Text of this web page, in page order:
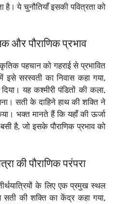
है। ये चुनौतियाँ इसकी पवित्रता को
और पौराणिक प्रभाव
पहचान को गहराई से प्रभावित
इसे सरस्वती का निवास कहा गया,
यह कश्मीरी पंडितों की कला,
सती के दाहिने हाथ की शक्ति ने
भक्त मानते हैं कि यहाँ की ऊर्जा
है, जो इसके पौराणिक प्रभाव को
की पौराणिक परंपरा
के लिए एक प्रमुख स्थल
की शक्ति का केंद्र कहा गया,